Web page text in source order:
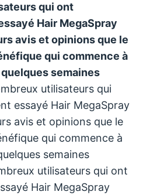
qui ont
Hair MegaSpray
avis et opinions que le
qui commence à
semaines
utilisateurs qui
essayé Hair MegaSpray
avis et opinions que le
qui commence à
semaines
utilisateurs qui ont
Hair MegaSpray